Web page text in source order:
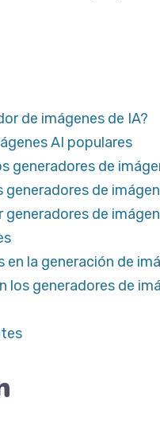
de imágenes de IA?
AI populares
generadores de
de
de
en la generación de
los generadores de